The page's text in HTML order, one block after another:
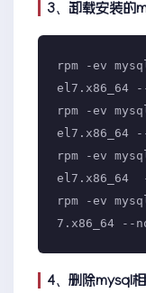
3、卸载安装的
rpm -ev
el7.x86_64
rpm -ev
el7.x86_64
rpm -ev
el7.x86_64
rpm -ev
4、删除mysql